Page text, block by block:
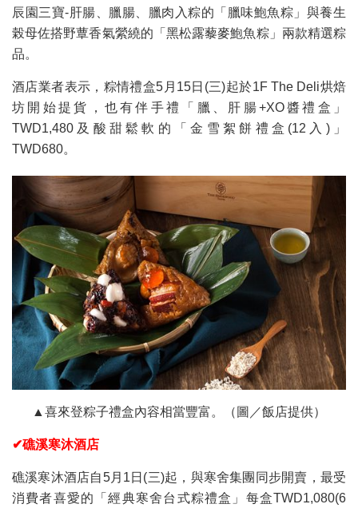
辰園三寶-肝腸、臘腸、臘肉入粽的「臘味鮑魚粽」與養生
榖母佐搭野蕈香氣縈繞的「黑松露藜麥鮑魚粽」兩款精選粽
品。
酒店業者表示，粽情禮盒5月15日(三)起於1F The Deli烘焙
坊開始提貨，也有伴手禮「臘、肝腸+XO醬禮盒」
TWD1,480及酸甜鬆軟的「金雪絮餅禮盒(12入)」
TWD680。
▲喜來登粽子禮盒內容相當豐富。（圖／飯店提供）
✔礁溪寒沐酒店
礁溪寒沐酒店自5月1日(三)起，與寒舍集團同步開賣，最受
消費者喜愛的「經典寒舍台式粽禮盒」每盒TWD1,080(6